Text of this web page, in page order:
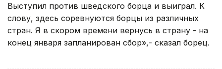
Выступил против шведского борца и выиграл. К
слову, здесь соревнуются борцы из различных
стран. Я в скором времени вернусь в страну - на
конец января запланирован сбор»,- сказал борец.